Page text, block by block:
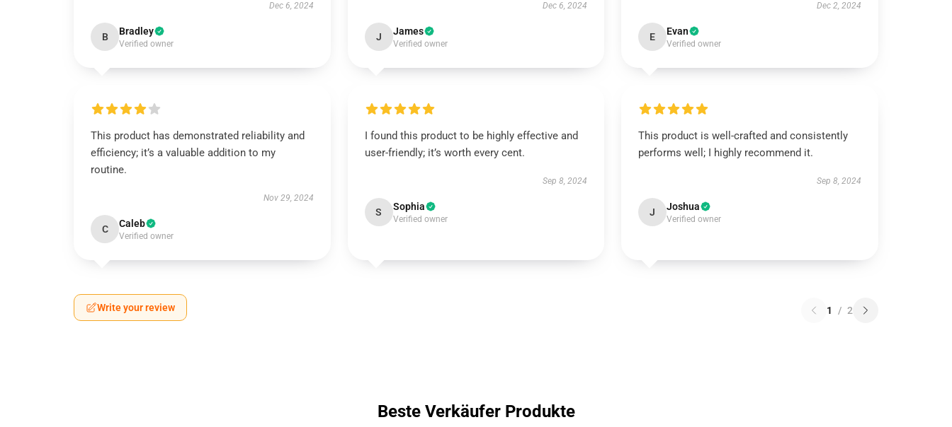
Dec 6, 2024
B Bradley
Verified owner
Dec 6, 2024
J James
Verified owner
Dec 2, 2024
E Evan
Verified owner
This product has demonstrated reliability and
efficiency; it’s a valuable addition to my
routine.
Nov 29, 2024
C Caleb
Verified owner
I found this product to be highly effective and
user-friendly; it’s worth every cent.
Sep 8, 2024
S Sophia
Verified owner
This product is well-crafted and consistently
performs well; I highly recommend it.
Sep 8, 2024
J Joshua
Verified owner
Write your review 1 / 2
Beste Verkäufer Produkte